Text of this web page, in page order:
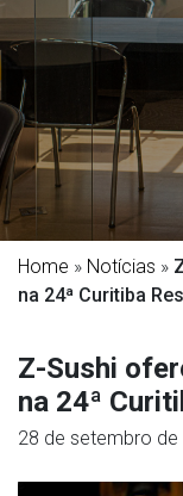
Home » Notícias »
na 24ª Curitiba
Z-Sushi
na 24ª
28 de setembro de